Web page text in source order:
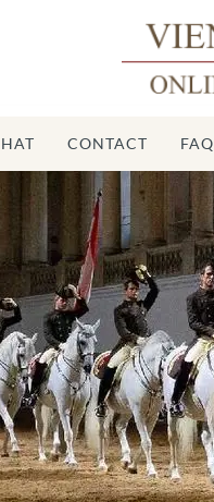
CONTACT FAQ